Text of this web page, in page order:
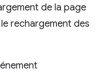
de la page
rechargement des